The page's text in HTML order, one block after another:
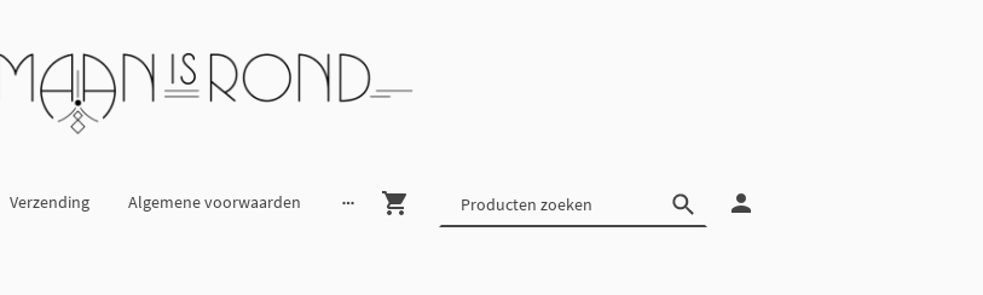
Verzending Algemene voorwaarden